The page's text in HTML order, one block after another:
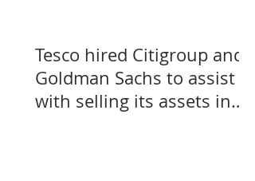
Tesco hired Citigroup and
Goldman Sachs to assist
with selling its assets in